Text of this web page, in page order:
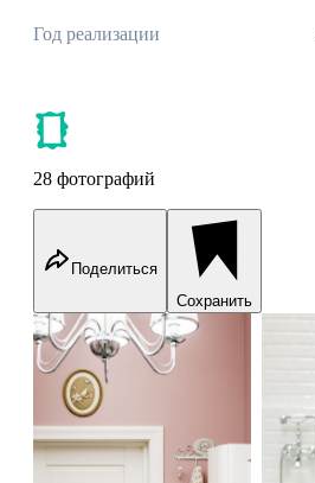
Год реализации
28 фотографий
Поделиться
Сохранить
Двух комнатная квартира на